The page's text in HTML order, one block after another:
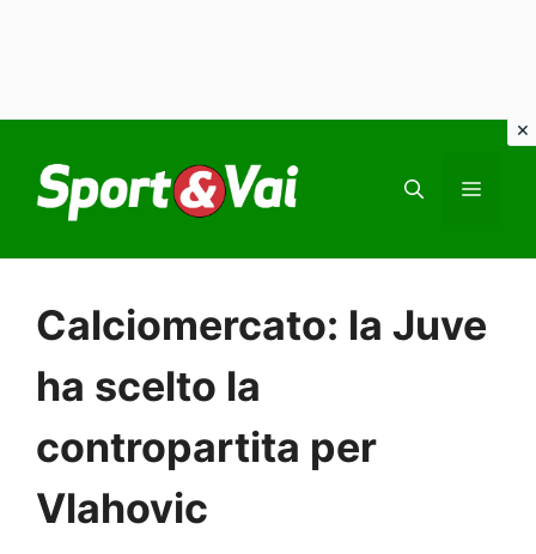
contenuto
Calciomercato: la Juve
ha scelto la
contropartita per
Vlahovic